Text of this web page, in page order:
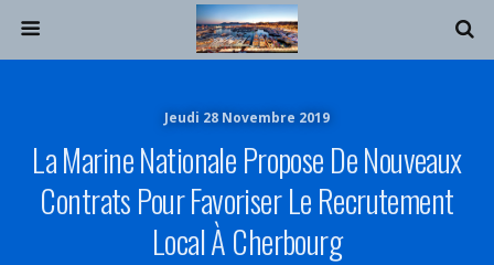
Jeudi 28 Novembre 2019
La Marine Nationale Propose De Nouveaux
Contrats Pour Favoriser Le Recrutement
Local À Cherbourg